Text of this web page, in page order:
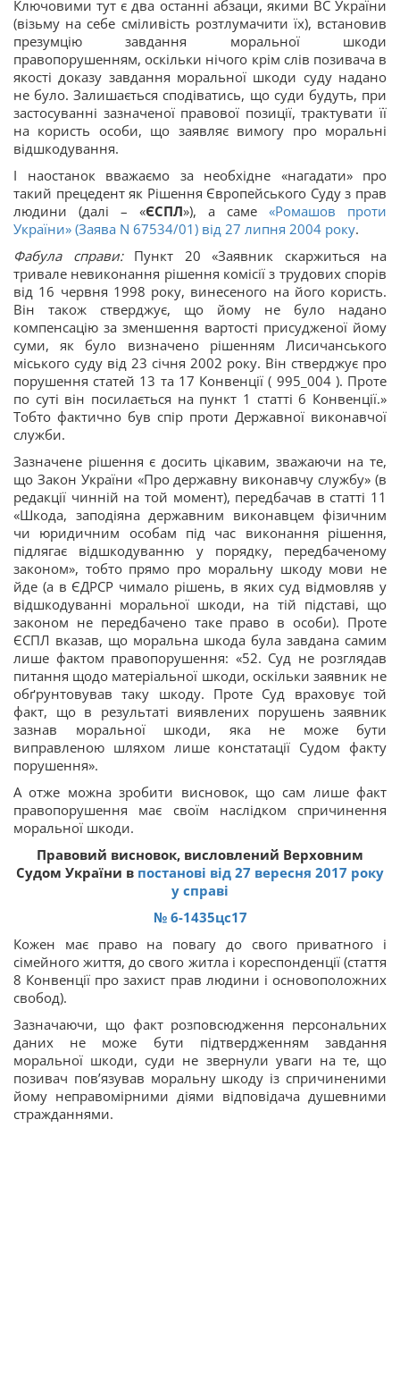
Ключовими тут є два останні абзаци, якими ВС України
(візьму на себе сміливість розтлумачити їх), встановив
презумцію завдання моральної шкоди
правопорушенням, оскільки нічого крім слів позивача в
якості доказу завдання моральної шкоди суду надано
не було. Залишається сподіватись, що суди будуть, при
застосуванні зазначеної правової позиції, трактувати її
на користь особи, що заявляє вимогу про моральні
відшкодування.
І наостанок вважаємо за необхідне «нагадати» про
такий прецедент як Рішення Європейського Суду з прав
людини (далі – «ЄСПЛ»), а саме «Ромашов проти
України» (Заява N 67534/01) від 27 липня 2004 року.
Фабула справи:Пункт 20 «Заявник скаржиться на
тривале невиконання рішення комісії з трудових спорів
від 16 червня 1998 року, винесеного на його користь.
Він також стверджує, що йому не було надано
компенсацію за зменшення вартості присудженої йому
суми, як було визначено рішенням Лисичанського
міського суду від 23 січня 2002 року. Він стверджує про
порушення статей 13 та 17 Конвенції ( 995_004 ). Проте
по суті він посилається на пункт 1 статті 6 Конвенції.»
Тобто фактично був спір проти Державної виконавчої
служби.
Зазначене рішення є досить цікавим, зважаючи на те,
що Закон України «Про державну виконавчу службу» (в
редакції чинній на той момент), передбачав в статті 11
«Шкода, заподіяна державним виконавцем фізичним
чи юридичним особам під час виконання рішення,
підлягає відшкодуванню у порядку, передбаченому
законом», тобто прямо про моральну шкоду мови не
йде (а в ЄДРСР чимало рішень, в яких суд відмовляв у
відшкодуванні моральної шкоди, на тій підставі, що
законом не передбачено таке право в особи). Проте
ЄСПЛ вказав, що моральна шкода була завдана самим
лише фактом правопорушення: «52. Суд не розглядав
питання щодо матеріальної шкоди, оскільки заявник не
обґрунтовував таку шкоду. Проте Суд враховує той
факт, що в результаті виявлених порушень заявник
зазнав моральної шкоди, яка не може бути
виправленою шляхом лише констатації Судом факту
порушення».
А отже можна зробити висновок, що сам лише факт
правопорушення має своїм наслідком спричинення
моральної шкоди.
Правовий висновок, висловлений Верховним
Судом України в постанові від 27 вересня 2017 року
у справі
№ 6-1435цс17
Кожен має право на повагу до свого приватного і
сімейного життя, до свого житла і кореспонденції (стаття
8 Конвенції про захист прав людини і основоположних
свобод).
Зазначаючи, що факт розповсюдження персональних
даних не може бути підтвердженням завдання
моральної шкоди, суди не звернули уваги на те, що
позивач пов’язував моральну шкоду із спричиненими
йому неправомірними діями відповідача душевними
стражданнями.